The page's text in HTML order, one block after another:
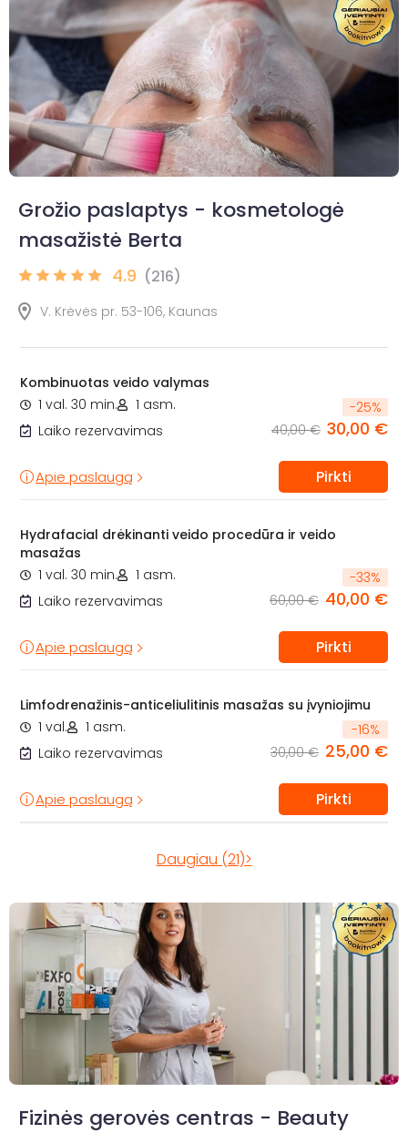
Grožio paslaptys - kosmetologė
masažistė Berta
4.9 (216)
V. Krėvės pr. 53-106, Kaunas
Kombinuotas veido valymas
1 val. 30 min.
1 asm.
Laiko rezervavimas
-25%
40,00 € 30,00 €
Apie paslaugą Pirkti
Hydrafacial drėkinanti veido procedūra ir veido
masažas
1 val. 30 min.
1 asm.
Laiko rezervavimas
-33%
60,00 € 40,00 €
Apie paslaugą Pirkti
Limfodrenažinis-anticeliulitinis masažas su įvyniojimu
1 val.
1 asm.
Laiko rezervavimas
-16%
30,00 € 25,00 €
Apie paslaugą Pirkti
Daugiau (21)>
Fizinės gerovės centras - Beauty